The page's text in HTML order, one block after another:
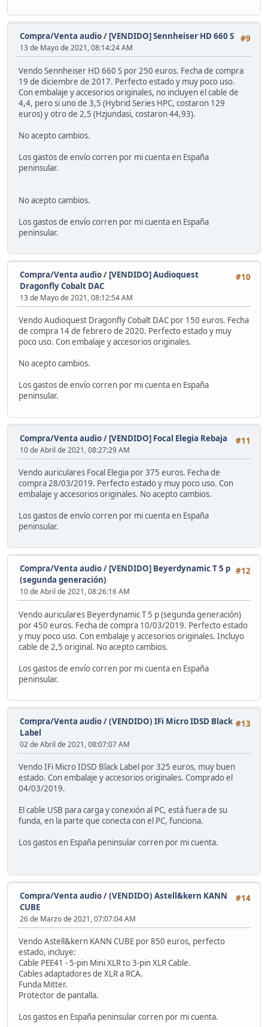
#9
Compra/Venta audio/ [VENDIDO] Sennheiser HD 660 S
13 de Mayo de 2021, 08:14:24 AM
Vendo Sennheiser HD 660 S por 250 euros. Fecha de compra
19 de diciembre de 2017. Perfecto estado y muy poco uso.
Con embalaje y accesorios originales, no incluyen el cable de
4,4, pero si uno de 3,5 (Hybrid Series HPC, costaron 129
euros) y otro de 2,5 (Hzjundasi, costaron 44,93).
No acepto cambios.
Los gastos de envío corren por mi cuenta en España
peninsular.
No acepto cambios.
Los gastos de envío corren por mi cuenta en España
peninsular.
#10
Compra/Venta audio/ [VENDIDO] Audioquest
Dragonfly Cobalt DAC
13 de Mayo de 2021, 08:12:54 AM
Vendo Audioquest Dragonfly Cobalt DAC por 150 euros. Fecha
de compra 14 de febrero de 2020. Perfecto estado y muy
poco uso. Con embalaje y accesorios originales.
No acepto cambios.
Los gastos de envío corren por mi cuenta en España
peninsular.
#11
Compra/Venta audio/ [VENDIDO] Focal Elegia Rebaja
10 de Abril de 2021, 08:27:29 AM
Vendo auriculares Focal Elegia por 375 euros. Fecha de
compra 28/03/2019. Perfecto estado y muy poco uso. Con
embalaje y accesorios originales. No acepto cambios.
Los gastos de envío corren por mi cuenta en España
peninsular.
#12
Compra/Venta audio/ [VENDIDO] Beyerdynamic T 5 p
(segunda generación)
10 de Abril de 2021, 08:26:16 AM
Vendo auriculares Beyerdynamic T 5 p (segunda generación)
por 450 euros. Fecha de compra 10/03/2019. Perfecto estado
y muy poco uso. Con embalaje y accesorios originales. Incluyo
cable de 2,5 original. No acepto cambios.
Los gastos de envío corren por mi cuenta en España
peninsular.
#13
Compra/Venta audio/(VENDIDO) IFi Micro IDSD Black
Label
02 de Abril de 2021, 08:07:07 AM
Vendo IFi Micro IDSD Black Label por 325 euros, muy buen
estado. Con embalaje y accesorios originales. Comprado el
04/03/2019.
El cable USB para carga y conexión al PC, está fuera de su
funda, en la parte que conecta con el PC, funciona.
Los gastos en España peninsular corren por mi cuenta.
#14
Compra/Venta audio/(VENDIDO) Astell&kern KANN
CUBE
26 de Marzo de 2021, 07:07:04 AM
Vendo Astell&kern KANN CUBE por 850 euros, perfecto
estado, incluye:
Cable PEE41 - 5-pin Mini XLR to 3-pin XLR Cable.
Cables adaptadores de XLR a RCA.
Funda Mitter.
Protector de pantalla.
Los gastos en España peninsular corren por mi cuenta.